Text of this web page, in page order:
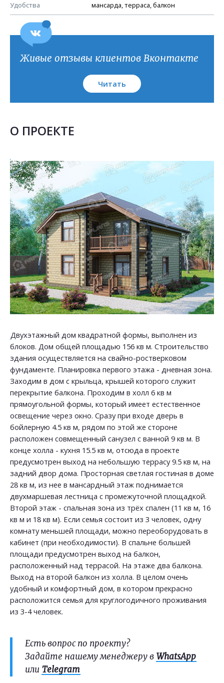
Удобства мансарда, терраса, балкон
План кровли
Живые отзывы клиентов Вконтакте
Читать
О ПРОЕКТЕ
Двухэтажный дом квадратной формы, выполнен из
блоков. Дом общей площадью 156 кв м. Строительство
здания осуществляется на свайно-ростверковом
фундаменте. Планировка первого этажа - дневная зона.
Заходим в дом с крыльца, крышей которого служит
перекрытие балкона. Проходим в холл 6 кв м
прямоугольной формы, который имеет естественное
освещение через окно. Сразу при входе дверь в
бойлерную 4.5 кв м, рядом по этой же стороне
расположен совмещенный санузел с ванной 9 кв м. В
конце холла - кухня 15.5 кв м, отсюда в проекте
предусмотрен выход на небольшую террасу 9.5 кв м, на
задний двор дома. Просторная светлая гостиная в доме
28 кв м, из нее в мансардный этаж поднимается
двухмаршевая лестница с промежуточной площадкой.
Второй этаж - спальная зона из трёх спален (11 кв м, 16
кв м и 18 кв м). Если семья состоит из 3 человек, одну
комнату меньшей площади, можно переоборудовать в
кабинет (при необходимости). В спальне большей
площади предусмотрен выход на балкон,
расположенный над террасой. На этаже два балкона.
Выход на второй балкон из холла. В целом очень
удобный и комфортный дом, в котором прекрасно
расположится семья для круглогодичного проживания
из 3-4 человек.
Есть вопрос по проекту?
Задайте нашему менеджеру в WhatsApp
или Telegram